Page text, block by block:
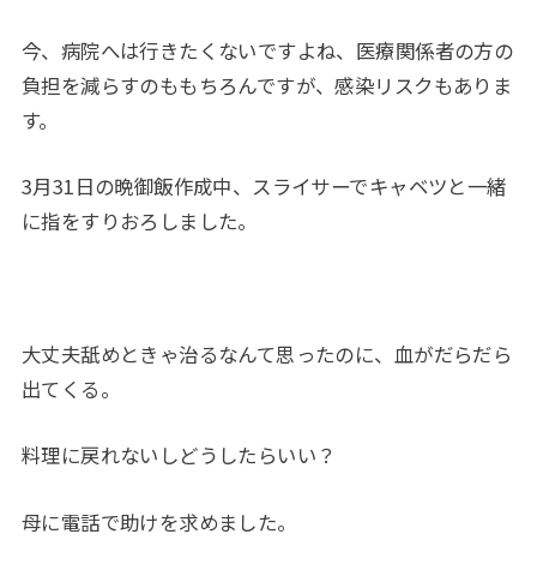
今、病院へは行きたくないですよね、医療関係者の方の
負担を減らすのももちろんですが、感染リスクもありま
す。
3月31日の晩御飯作成中、スライサーでキャベツと一緒
に指をすりおろしました。
大丈夫舐めときゃ治るなんて思ったのに、血がだらだら
出てくる。
料理に戻れないしどうしたらいい？
母に電話で助けを求めました。